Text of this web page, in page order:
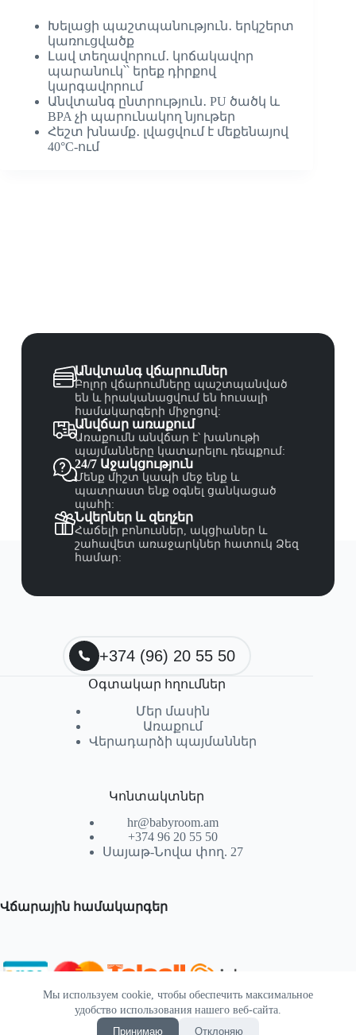
Мы используем cookie, чтобы обеспечить максимальное
удобство использования нашего веб-сайта.
Принимаю
Отклоняю
Խելացի պաշտպանություն․ երկշերտ
կառուցվածք
Լավ տեղավորում․ կոճակավոր
պարանուկ՝՝ երեք դիրքով
կարգավորում
Անվտանգ ընտրություն․ PU ծածկ և
BPA չի պարունակող նյութեր
Հեշտ խնամք․ լվացվում է մեքենայով
40°C-ում
Անվտանգ վճարումներ
Բոլոր վճարումները պաշտպանված
են և իրականացվում են հուսալի
համակարգերի միջոցով:
Անվճար առաքում
Առաքումն անվճար է՝ խանութի
պայմանները կատարելու դեպքում:
24/7 Աջակցություն
Մենք միշտ կապի մեջ ենք և
պատրաստ ենք օգնել ցանկացած
պահի:
Նվերներ և զեղչեր
Հաճելի բոնուսներ, ակցիաներ և
շահավետ առաջարկներ հատուկ Ձեզ
համար:
+374 (96) 20 55 50
Օգտակար հղումներ
Մեր մասին
Առաքում
Վերադարձի պայմաններ
Կոնտակտներ
hr@babyroom.am
+374 96 20 55 50
Սայաթ-Նովա փող. 27
Վճարային համակարգեր
© 2026 | Powered by SEKTIF